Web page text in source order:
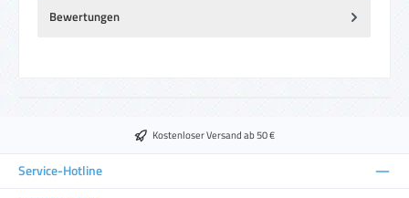
Bewertungen
Kostenloser Versand ab 50 €
Service-Hotline